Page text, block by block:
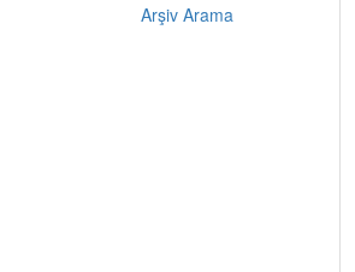
Arşiv Arama